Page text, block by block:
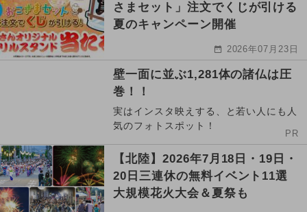
さまセット」注文でくじが引ける
夏のキャンペーン開催
2026年07月23日
壁一面に並ぶ1,281体の諸仏は圧
巻！！
実はインスタ映えする、と若い人にも人
気のフォトスポット！
PR
【北陸】2026年7月18日・19日・
20日三連休の無料イベント11選
大規模花火大会＆夏祭も